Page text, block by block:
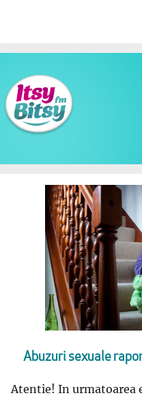
Abuzuri sexuale
Atentie! In urmatoarea